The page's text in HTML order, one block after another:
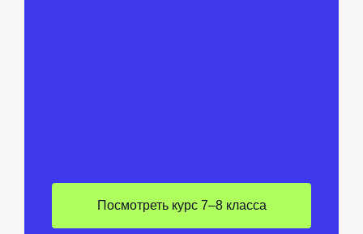
Посмотреть курс 7–8 класса